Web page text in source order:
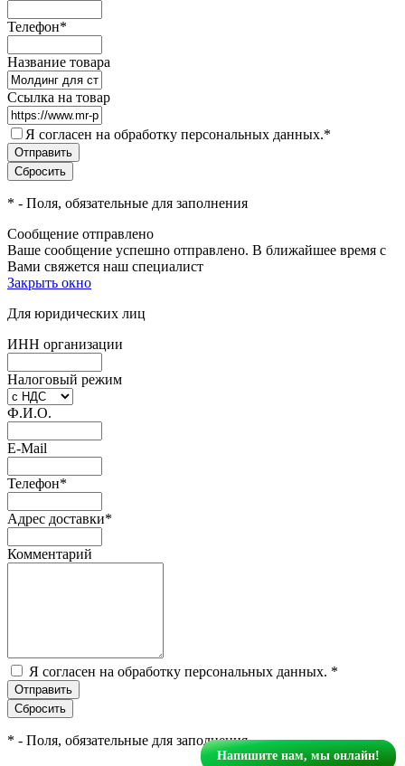
Телефон*
Название товара
Ссылка на товар
Я согласен на обработку персональных данных.*
* - Поля, обязательные для заполнения
Сообщение отправлено
Ваше сообщение успешно отправлено. В ближайшее время с
Вами свяжется наш специалист
Закрыть окно
Для юридических лиц
ИНН организации
Налоговый режим
Ф.И.О.
E-Mail
Телефон*
Адрес доставки*
Комментарий
Я согласен на обработку персональных данных. *
* - Поля, обязательные для заполнения
Напишите нам, мы онлайн!